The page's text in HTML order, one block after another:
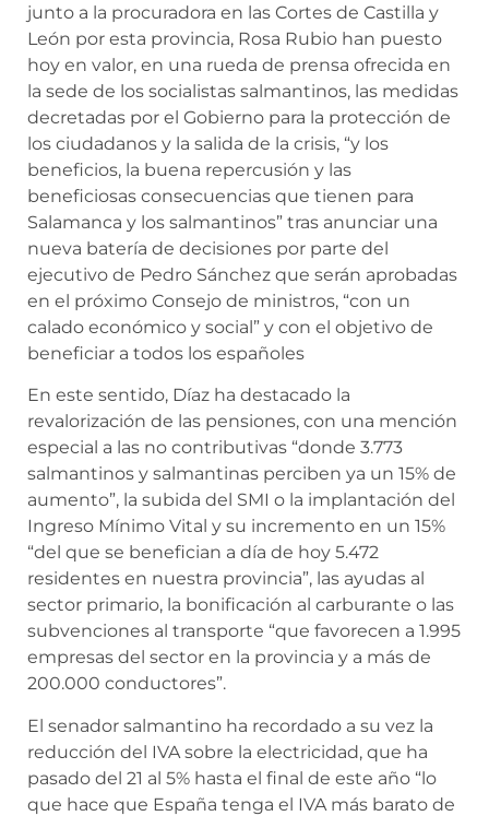
junto a la procuradora en las Cortes de Castilla y
León por esta provincia, Rosa Rubio han puesto
hoy en valor, en una rueda de prensa ofrecida en
la sede de los socialistas salmantinos, las medidas
decretadas por el Gobierno para la protección de
los ciudadanos y la salida de la crisis, “y los
beneficios, la buena repercusión y las
beneficiosas consecuencias que tienen para
Salamanca y los salmantinos” tras anunciar una
nueva batería de decisiones por parte del
ejecutivo de Pedro Sánchez que serán aprobadas
en el próximo Consejo de ministros, “con un
calado económico y social” y con el objetivo de
beneficiar a todos los españoles
En este sentido, Díaz ha destacado la
revalorización de las pensiones, con una mención
especial a las no contributivas “donde 3.773
salmantinos y salmantinas perciben ya un 15% de
aumento”, la subida del SMI o la implantación del
Ingreso Mínimo Vital y su incremento en un 15%
“del que se benefician a día de hoy 5.472
residentes en nuestra provincia”, las ayudas al
sector primario, la bonificación al carburante o las
subvenciones al transporte “que favorecen a 1.995
empresas del sector en la provincia y a más de
200.000 conductores”.
El senador salmantino ha recordado a su vez la
reducción del IVA sobre la electricidad, que ha
pasado del 21 al 5% hasta el final de este año “lo
que hace que España tenga el IVA más barato de